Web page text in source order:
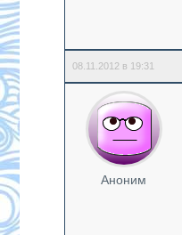
08.11.2012 в 19:31
Аноним